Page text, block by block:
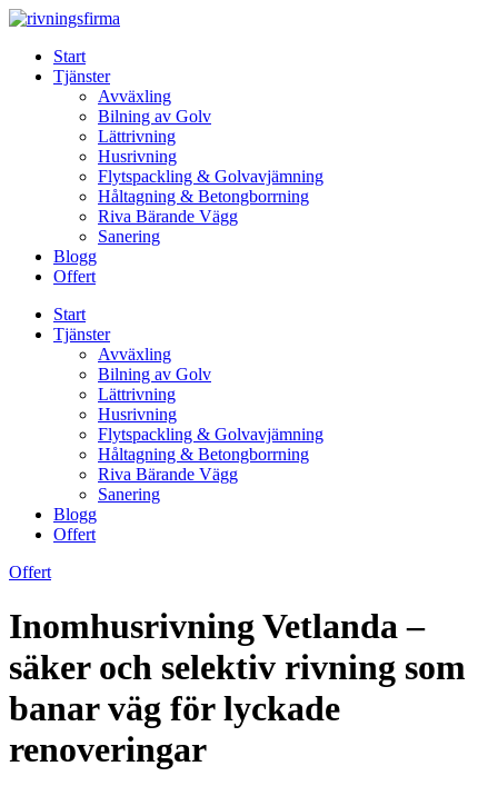
Skip
contentStart
Tjänster
Avväxling
Bilning av Golv
Lättrivning
Husrivning
Flytspackling & Golvavjämning
Håltagning & Betongborrning
Riva Bärande Vägg
Sanering
Blogg
Offert
Start
Tjänster
Avväxling
Bilning av Golv
Lättrivning
Husrivning
Flytspackling & Golvavjämning
Håltagning & Betongborrning
Riva Bärande Vägg
Sanering
Blogg
Offert
Offert
Inomhusrivning Vetlanda –
säker och selektiv rivning som
banar väg för lyckade
renoveringar